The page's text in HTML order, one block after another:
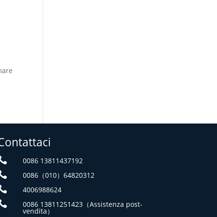
0086 13811437192
0086（010）64820312
4006988624
0086 13811251423（Assistenza post-
vendita）